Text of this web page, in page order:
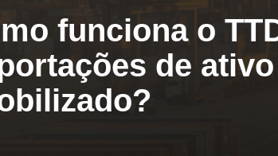
funciona o
de ativo